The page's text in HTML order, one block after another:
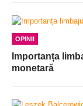
OPINII
Importanța
monetară